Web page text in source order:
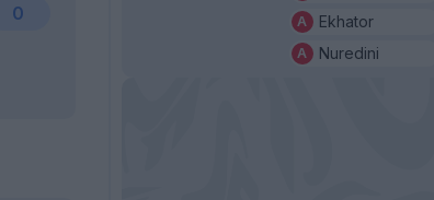
0
Ekhator
Nuredini